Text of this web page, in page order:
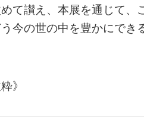
て讃え、本展を通じて、
今の世の中を豊かにでき
》